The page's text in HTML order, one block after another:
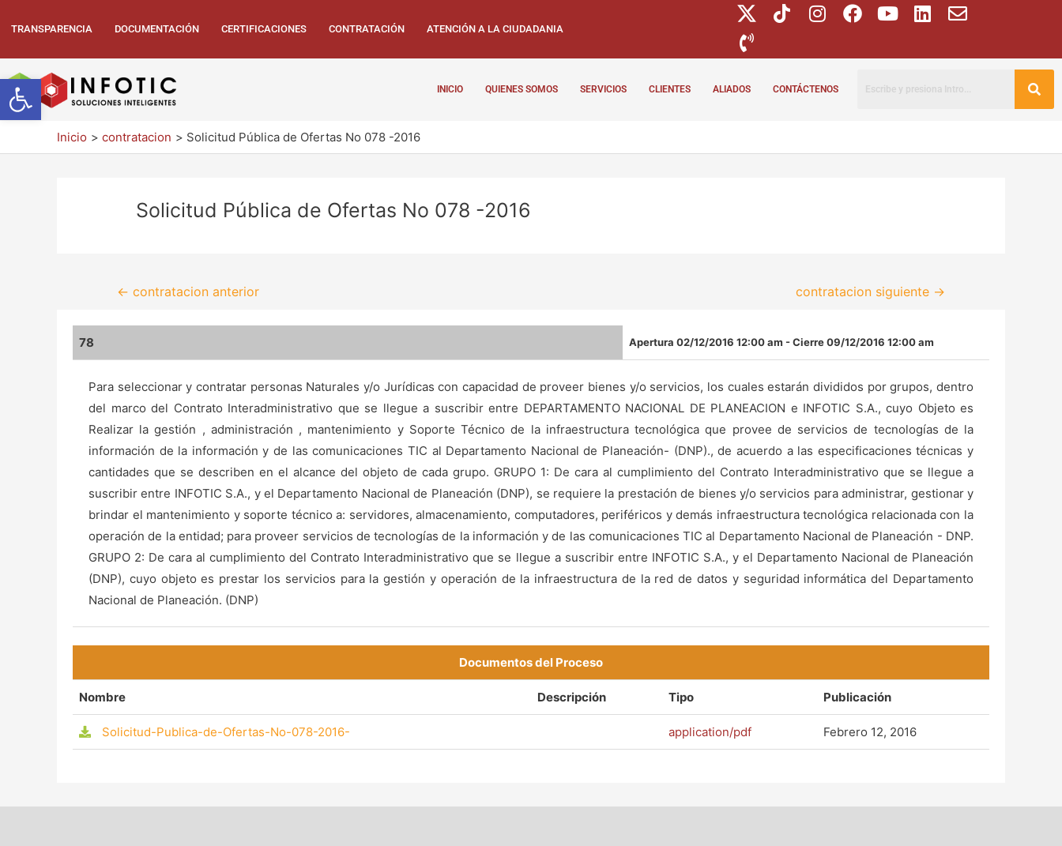
Abrir barra de herramientas
TRANSPARENCIA DOCUMENTACIÓN CERTIFICACIONES CONTRATACIÓN ATENCIÓN A LA CIUDADANIA
INICIO QUIENES SOMOS SERVICIOS CLIENTES ALIADOS CONTÁCTENOS
Inicio contratacion Solicitud Pública de Ofertas No 078 -2016
Solicitud Pública de Ofertas No 078 -2016
← contratacion anterior contratacion siguiente →
78 Apertura 02/12/2016 12:00 am - Cierre 09/12/2016 12:00 am
Para seleccionar y contratar personas Naturales y/o Jurídicas con capacidad de proveer bienes y/o servicios, los cuales estarán divididos por grupos, dentro
del marco del Contrato Interadministrativo que se llegue a suscribir entre DEPARTAMENTO NACIONAL DE PLANEACION e INFOTIC S.A., cuyo Objeto es
Realizar la gestión , administración , mantenimiento y Soporte Técnico de la infraestructura tecnológica que provee de servicios de tecnologías de la
información de la información y de las comunicaciones TIC al Departamento Nacional de Planeación- (DNP)., de acuerdo a las especificaciones técnicas y
cantidades que se describen en el alcance del objeto de cada grupo. GRUPO 1: De cara al cumplimiento del Contrato Interadministrativo que se llegue a
suscribir entre INFOTIC S.A., y el Departamento Nacional de Planeación (DNP), se requiere la prestación de bienes y/o servicios para administrar, gestionar y
brindar el mantenimiento y soporte técnico a: servidores, almacenamiento, computadores, periféricos y demás infraestructura tecnológica relacionada con la
operación de la entidad; para proveer servicios de tecnologías de la información y de las comunicaciones TIC al Departamento Nacional de Planeación - DNP.
GRUPO 2: De cara al cumplimiento del Contrato Interadministrativo que se llegue a suscribir entre INFOTIC S.A., y el Departamento Nacional de Planeación
(DNP), cuyo objeto es prestar los servicios para la gestión y operación de la infraestructura de la red de datos y seguridad informática del Departamento
Nacional de Planeación. (DNP)
Documentos del Proceso
Nombre Descripción Tipo Publicación
Solicitud-Publica-de-Ofertas-No-078-2016- application/pdf Febrero 12, 2016